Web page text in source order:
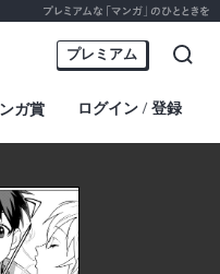
Comic Online
のひとときを
プレミアム
ガ賞 ログイン ・
登録
検索